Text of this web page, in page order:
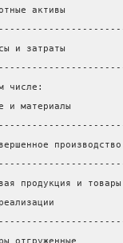
активы
и затраты
числе:
и материалы
продукция и
реализации